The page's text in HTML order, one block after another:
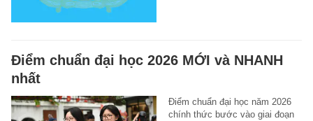
Điểm chuẩn đại học 2026 MỚI và NHANH
nhất
Điểm chuẩn đại học năm 2026
chính thức bước vào giai đoạn